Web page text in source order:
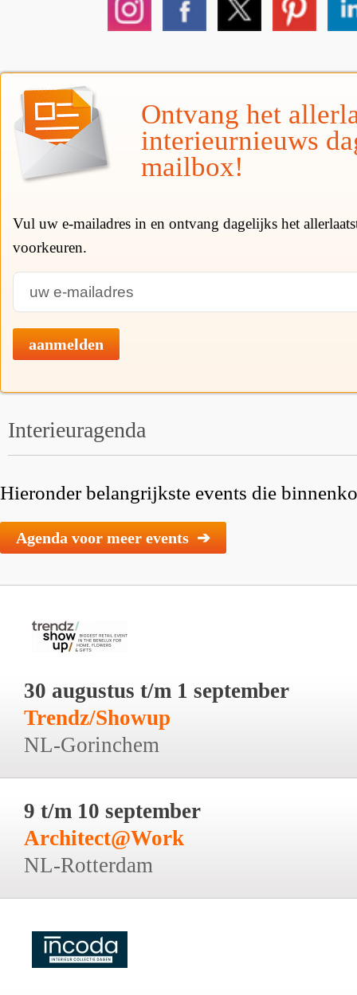
Ontvang het
interieurnieuws
mailbox!
Vul uw e-mailadres in en ontvang dagelijks het
voorkeuren.
aanmelden
Interieuragenda
Hieronder belangrijkste events die
Agenda voor meer events ➔
30 augustus t/m 1 september
Trendz/Showup
NL-Gorinchem
9 t/m 10 september
Architect@Work
NL-Rotterdam